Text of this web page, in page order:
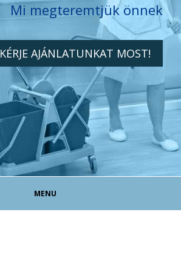
KERESÉS
Mi megteremtjük önnek
KÉRJE AJÁNLATUNKAT MOST!
MENU